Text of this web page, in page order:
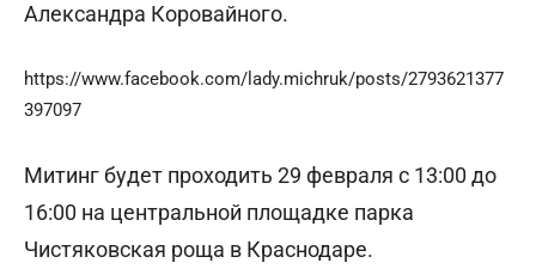
Александра Коровайного.
https://www.facebook.com/lady.michruk/posts/2793621377
397097
Митинг будет проходить 29 февраля с 13:00 до
16:00 на центральной площадке парка
Чистяковская роща в Краснодаре.